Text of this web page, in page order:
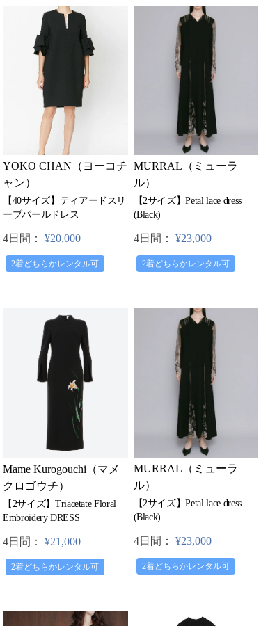
YOKO CHAN（ヨーコチ
ャン）
【40サイズ】ティアードスリ
ーブパールドレス
4日間： ¥20,000
2着どちらかレンタル可
MURRAL（ミューラ
ル）
【2サイズ】Petal lace dress
(Black)
4日間： ¥23,000
2着どちらかレンタル可
Mame Kurogouchi（マメ
クロゴウチ）
【2サイズ】Triacetate Floral
Embroidery DRESS
4日間： ¥21,000
2着どちらかレンタル可
MURRAL（ミューラ
ル）
【2サイズ】Petal lace dress
(Black)
4日間： ¥23,000
2着どちらかレンタル可